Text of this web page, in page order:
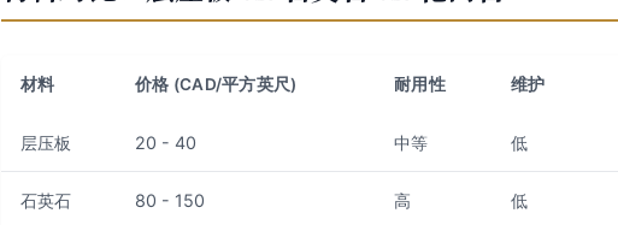
材料 价格 (CAD/平方英尺) 耐用性 维护
层压板 20 - 40 中等 低
石英石 80 - 150 高 低